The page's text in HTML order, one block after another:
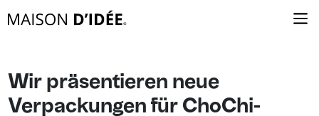
Wir präsentieren neue
Verpackungen für ChoChi-